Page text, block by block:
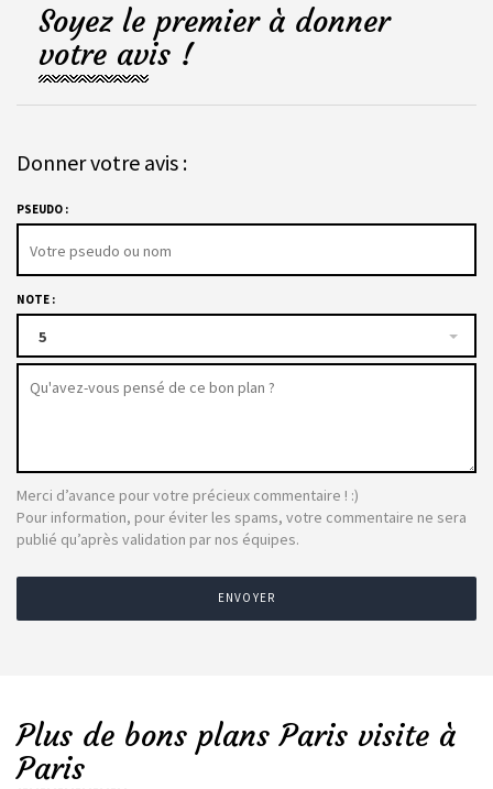
Soyez le premier à donner
votre avis !
Donner votre avis :
PSEUDO :
NOTE :
5
Merci d’avance pour votre précieux commentaire ! :)
Pour information, pour éviter les spams, votre commentaire ne sera
publié qu’après validation par nos équipes.
ENVOYER
Plus de bons plans Paris visite à
Paris